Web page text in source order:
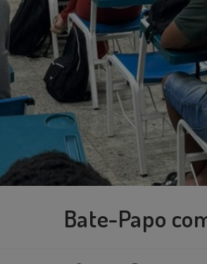
Bate-Papo